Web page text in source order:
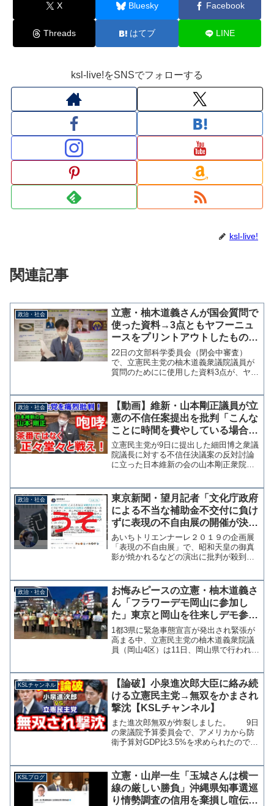
X Bluesky Facebook
Threads はてブ LINE
ksl-live!をSNSでフォローする
ksl-live!
関連記事
政治・社会
立憲・柚木道義さんが国会質問で
使った資料→3点ともヤフーニュ
ースをプリントアウトしたものと
判明
22日の文部科学委員会（閉会中審査）
で、立憲民主党の柚木道義衆議院議員が
質問のためにに使用した資料3点が、ヤフ
明日13:30～文部科学委員会にて#国会質
問 に立ちます...
政治・社会
【動画】維新・山本剛正議員が立
憲の不信任案提出を批判「こんな
ことに時間を費やしている場合
か。正々堂々と選挙で政策論争
を」
立憲民主党が9日に提出した細田博之衆議
院議長に対する不信任決議案の反対討論
に立った日本維新の会の山本剛正衆院議
場合ではない」と立憲民主党による不信
任決議案提出を厳しく糾弾...
政治・社会
東京新聞・望月記者「文化庁政府
による不当な補助金不交付に負け
ずに表現の不自由展の開催が決ま
った」←不交付と中止は無関係
あいちトリエンナーレ２０１９の企画展
「表現の不自由展」で、昭和天皇の御真
影が焼かれるなどの演出に批判が殺到、
３０日、展示内容を変更しないままでの
展示再開で合意した。 こ...
政治・社会
お悔みピースの立憲・柚木道義さ
ん「フラワーデモ岡山に参加し
た」東京と岡山を往来しデモ参加
を報告
1都3県に緊急事態宣言が発出され緊張が
高まる中、立憲民主党の柚木道義衆院議
員（岡山4区）は11日、岡山県で行われた
に立つため、デモ終了後に新幹線で東京
に向かったという...
KSLチャンネル
【論破】小泉進次郎大臣に絡み続
ける立憲民主党→無双をかまされ
撃沈【KSLチャンネル】
また進次郎無双が炸裂しました。 9日
の衆議院予算委員会で、アメリカから防
衛予算対GDP比3.5%を求められたのでは
ルボッコにしています。イメージ最悪の
男を使う立憲 ど...
KSLブログ
立憲・山岸一生「玉城さんは横一
線の厳しい勝負」沖縄県知事選巡
り情勢調査の信用を棄損し喧伝す